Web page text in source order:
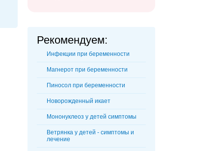
Рекомендуем:
Инфекции при беременности
Магнерот при беременности
Пиносол при беременности
Новорожденный икает
Мононуклеоз у детей симптомы
Ветрянка у детей - симптомы и
лечение